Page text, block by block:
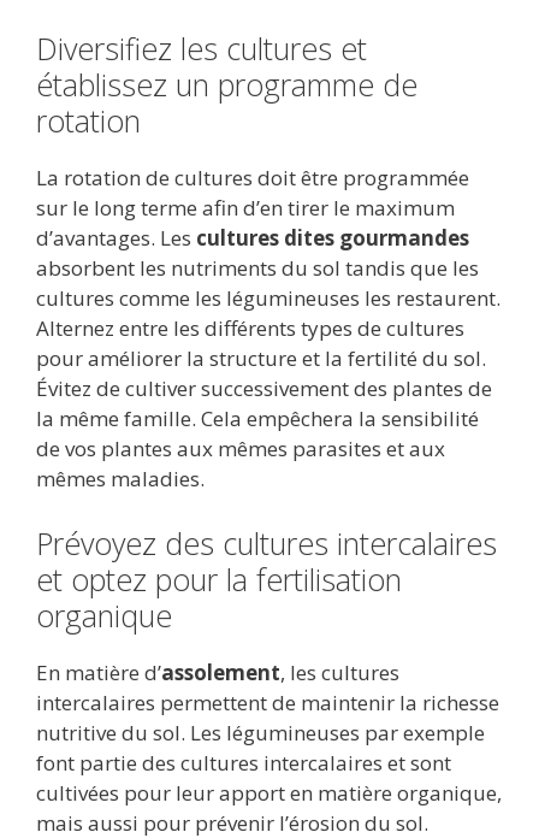
Diversifiez les cultures et
établissez un programme de
rotation
La rotation de cultures doit être programmée
sur le long terme afin d’en tirer le maximum
d’avantages. Les cultures dites gourmandes
absorbent les nutriments du sol tandis que les
cultures comme les légumineuses les restaurent.
Alternez entre les différents types de cultures
pour améliorer la structure et la fertilité du sol.
Évitez de cultiver successivement des plantes de
la même famille. Cela empêchera la sensibilité
de vos plantes aux mêmes parasites et aux
mêmes maladies.
Prévoyez des cultures intercalaires
et optez pour la fertilisation
organique
En matière d’assolement, les cultures
intercalaires permettent de maintenir la richesse
nutritive du sol. Les légumineuses par exemple
font partie des cultures intercalaires et sont
cultivées pour leur apport en matière organique,
mais aussi pour prévenir l’érosion du sol.